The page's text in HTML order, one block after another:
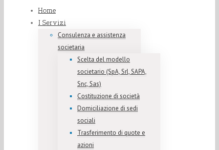
Home
I Servizi
Consulenza e assistenza
societaria
Scelta del modello
societario (SpA, Srl, SAPA,
Snc, Sas)
Costituzione di società
Domiciliazione di sedi
sociali
Trasferimento di quote e
azioni